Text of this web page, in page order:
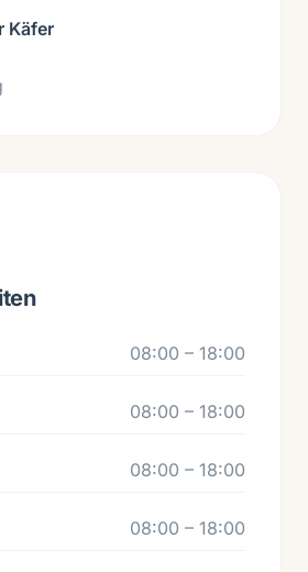
Käfer
08:00 – 18:00
08:00 – 18:00
08:00 – 18:00
08:00 – 18:00